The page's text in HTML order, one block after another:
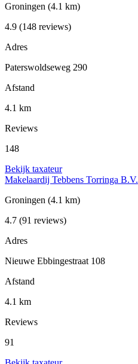
Groningen (4.1 km)
4.9 (148 reviews)
Adres
Paterswoldseweg 290
Afstand
4.1 km
Reviews
148
Bekijk taxateur
Makelaardij Tebbens Torringa B.V.
Groningen (4.1 km)
4.7 (91 reviews)
Adres
Nieuwe Ebbingestraat 108
Afstand
4.1 km
Reviews
91